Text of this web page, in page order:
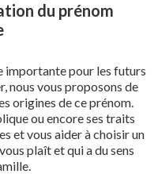
du prénom
importante pour les futurs
nous vous proposons de
origines de ce prénom.
ou encore ses traits
et vous aider à choisir un
plaît et qui a du sens